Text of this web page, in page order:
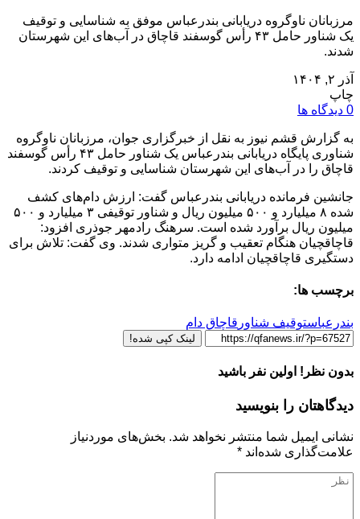
مرزبانان ناوگروه دریابانی بندرعباس موفق به شناسایی و توقیف
یک شناور حامل ۴۳ رأس گوسفند قاچاق در آب‌های این شهرستان
شدند.
آذر ۲, ۱۴۰۴
چاپ
0 دیدگاه ها
به گزارش قشم نیوز به نقل از خبرگزاری جوان، مرزبانان ناوگروه
شناوری پایگاه دریابانی بندرعباس یک شناور حامل ۴۳ رأس گوسفند
قاچاق را در آب‌های این شهرستان شناسایی و توقیف کردند.
جانشین فرمانده دریابانی بندرعباس گفت: ارزش دام‌های کشف
شده ۸ میلیارد و ۵۰۰ میلیون ریال و شناور توقیفی ۳ میلیارد و ۵۰۰
میلیون ریال برآورد شده است. سرهنگ رادمهر جوذری افزود:
قاچاقچیان هنگام تعقیب و گریز متواری شدند. وی گفت: تلاش برای
دستگیری قاچاقچیان ادامه دارد.
برچسب ها:
بندرعباستوقیف شناور قاچاق دام
لینک کپی شده!
بدون نظر! اولین نفر باشید
دیدگاهتان را بنویسید
نشانی ایمیل شما منتشر نخواهد شد. بخش‌های موردنیاز
علامت‌گذاری شده‌اند *